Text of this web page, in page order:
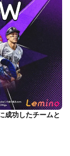
成功したチームと